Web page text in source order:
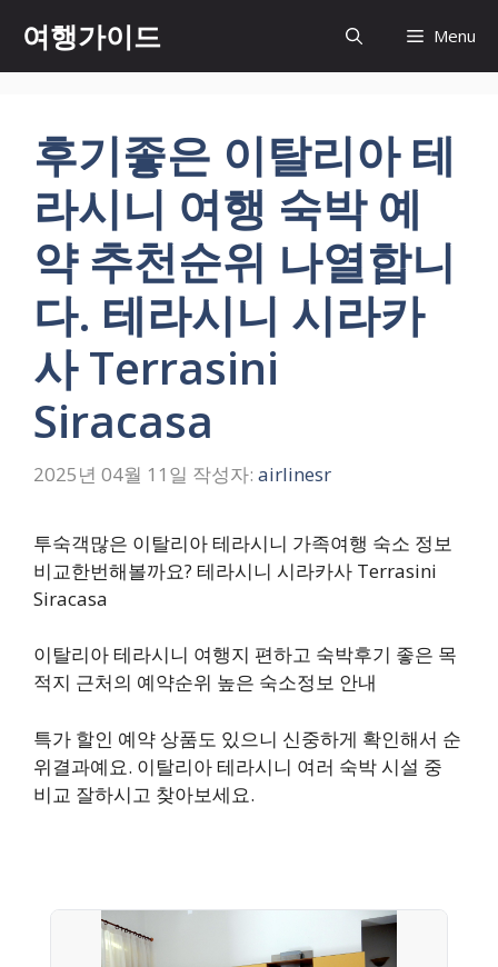
츠
여행가이드 Menu
후기좋은 이탈리아 테
라시니 여행 숙박 예
약 추천순위 나열합니
다. 테라시니 시라카
사 Terrasini
Siracasa
2025년 04월 11일 작성자: airlinesr
투숙객많은 이탈리아 테라시니 가족여행 숙소 정보
비교한번해볼까요? 테라시니 시라카사 Terrasini
Siracasa
이탈리아 테라시니 여행지 편하고 숙박후기 좋은 목
적지 근처의 예약순위 높은 숙소정보 안내
특가 할인 예약 상품도 있으니 신중하게 확인해서 순
위결과예요. 이탈리아 테라시니 여러 숙박 시설 중
비교 잘하시고 찾아보세요.